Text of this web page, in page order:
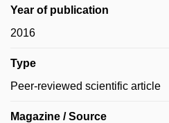
Year of publication
2016
Type
Peer-reviewed scientific article
Magazine / Source